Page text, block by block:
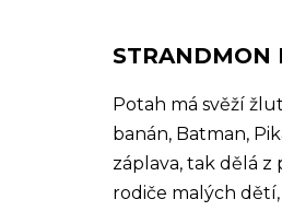
STRANDMON
Potah má svěží
banán, Batman,
záplava, tak dělá
rodiče malých